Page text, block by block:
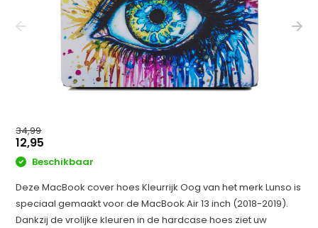
34,99
12,95
Beschikbaar
Deze MacBook cover hoes Kleurrijk Oog van het merk Lunso is
speciaal gemaakt voor de MacBook Air 13 inch (2018-2019).
Dankzij de vrolijke kleuren in de hardcase hoes ziet uw